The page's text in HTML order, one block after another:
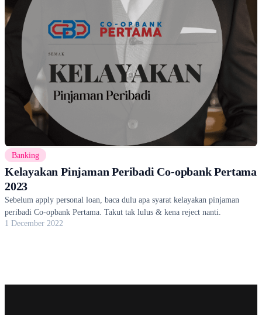
Banking
Kelayakan Pinjaman Peribadi Co-opbank Pertama
2023
Sebelum apply personal loan, baca dulu apa syarat kelayakan pinjaman
peribadi Co-opbank Pertama. Takut tak lulus & kena reject nanti.
1 December 2022